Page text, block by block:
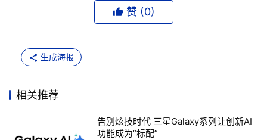
FilesX为非盈利机构用户提供特别折扣
系列备份产品的非盈利机构?D?D其中包括医院和教育机构?
退货”的承诺保证。
Unitrends引进电子数据保管服务
赞 (0)
生成海报
相关推荐
告别炫技时代 三星Galaxy系列让创新AI
功能成为“标配”